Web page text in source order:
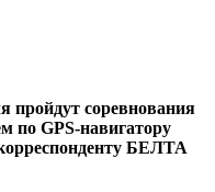
пройдут соревнования
по GPS-навигатору
БЕЛТА